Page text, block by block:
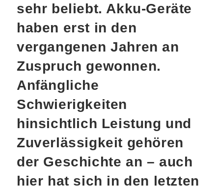
sehr beliebt. Akku-Geräte
haben erst in den
vergangenen Jahren an
Zuspruch gewonnen.
Anfängliche
Schwierigkeiten
hinsichtlich Leistung und
Zuverlässigkeit gehören
der Geschichte an – auch
hier hat sich in den letzten